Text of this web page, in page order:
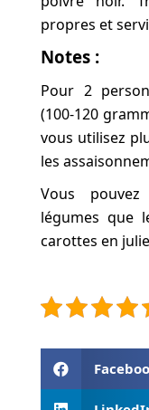
propres et
Notes :
Pour 2
(100-120
vous utilisez
les
Vous pouvez
légumes que
carottes en